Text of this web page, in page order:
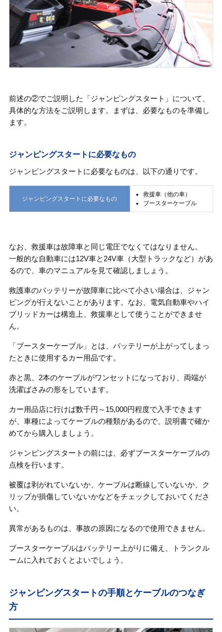
前述の②でご説明した「ジャンピングスタート」について、
具体的な方法をご説明します。まずは、必要なものを準備し
ます。
ジャンピングスタートに必要なもの
ジャンピングスタートに必要なものは、以下の通りです。
ジャンピングスタートに必要なもの
救援車（他の車）
ブースターケーブル
なお、救援車は故障車と同じ電圧でなくてはなりません。
一般的な自動車には12V車と24V車（大型トラックなど）があ
るので、車のマニュアルを見て確認しましょう。
救護車のバッテリーが故障車に比べて小さい場合は、ジャン
ピングが行えないことがあります。なお、電気自動車やハイ
ブリッドカーは構造上、救援車として使うことができませ
ん。
「ブースターケーブル」とは、バッテリーが上がってしまっ
たときに使用するカー用品です。
赤と黒、2本のケーブルがワンセットになっており、両端が
洗濯ばさみの形をしています。
カー用品店に行けば数千円～15,000円程度で入手できます
が、車種によってケーブルの種類があるので、説明書で確か
めてから購入しましょう。
ジャンピングスタートの前には、必ずブースターケーブルの
点検を行います。
被覆は剥がれていないか、ケーブルは断線していないか、ク
リップが損傷していないかなどをチェックしておいてくださ
い。
異常があるものは、事故の原因になるので使用できません。
ブースターケーブルはバッテリー上がりに備え、トランクル
ームに入れておくとよいでしょう。
ジャンピングスタートの手順とケーブルのつなぎ
方